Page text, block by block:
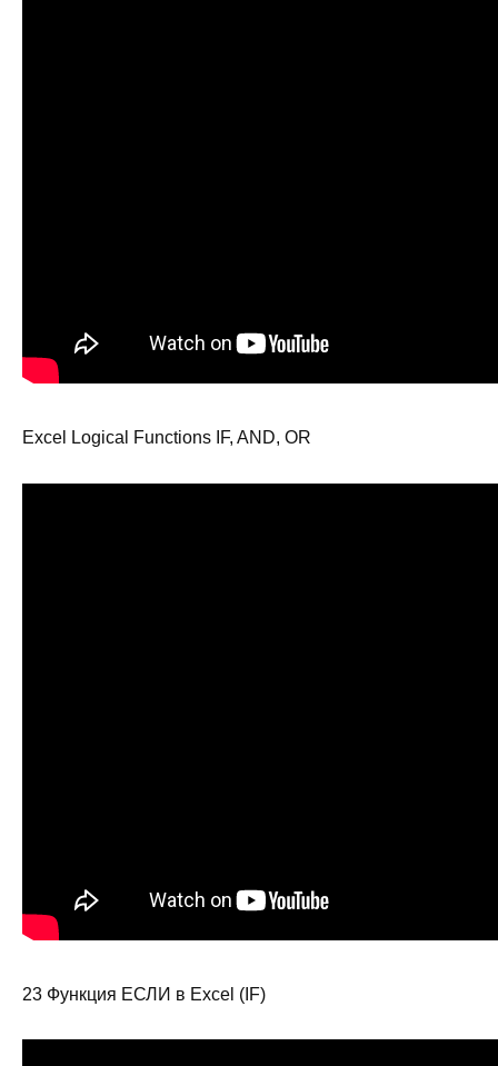
Excel Logical Functions IF, AND, OR
23 Функция ЕСЛИ в Excel (IF)